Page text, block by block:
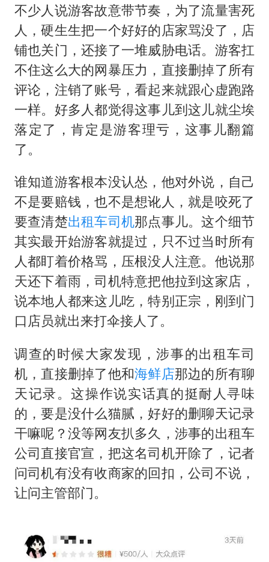
不少人说游客故意带节奏，为了流量害死
人，硬生生把一个好好的店家骂没了，店
铺也关门，还接了一堆威胁电话。游客扛
不住这么大的网暴压力，直接删掉了所有
评论，注销了账号，看起来就跟心虚跑路
一样。好多人都觉得这事儿到这儿就尘埃
落定了，肯定是游客理亏，这事儿翻篇
了。
谁知道游客根本没认怂，他对外说，自己
不是要赔钱，也不是想讹人，就是咬死了
要查清楚出租车司机那点事儿。这个细节
其实最开始游客就提过，只不过当时所有
人都盯着价格骂，压根没人注意。他说那
天还下着雨，司机特意把他拉到这家店，
说本地人都来这儿吃，特别正宗，刚到门
口店员就出来打伞接人了。
调查的时候大家发现，涉事的出租车司
机，直接删掉了他和海鲜店那边的所有聊
天记录。这操作说实话真的挺耐人寻味
的，要是没什么猫腻，好好的删聊天记录
干嘛呢？没等网友扒多久，涉事的出租车
公司直接官宣，把这名司机开除了，记者
问司机有没有收商家的回扣，公司不说，
让问主管部门。